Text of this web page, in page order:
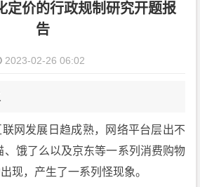
定价的行政规制研究开题报
告
2023-02-26 06:02
网发展日趋成熟，网络平台层出不
、饿了么以及京东等一系列消费购物
现，产生了一系列怪现象。